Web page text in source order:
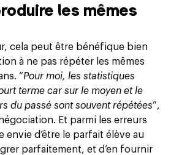
les mêmes
cela peut être bénéfique bien
à ne pas répéter les mêmes
“Pour moi, les statistiques
terme car sur le moyen et le
du passé sont souvent répétées”,
Et parmi les erreurs
envie d’être le parfait élève au
parfaitement, et d’en fournir